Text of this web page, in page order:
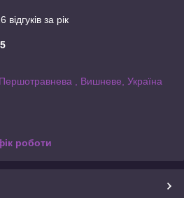
за рік
, Вишневе, Україна
роботи